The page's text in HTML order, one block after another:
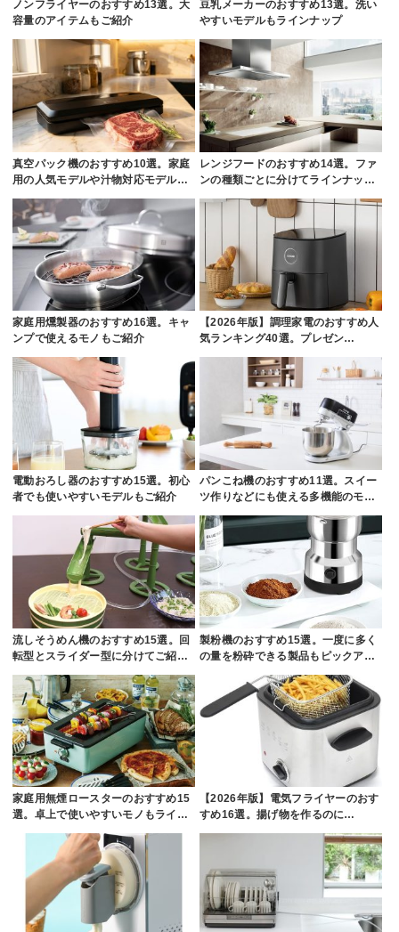
ノンフライヤーのおすすめ13選。大
容量のアイテムもご紹介
豆乳メーカーのおすすめ13選。洗い
やすいモデルもラインナップ
真空パック機のおすすめ10選。家庭
用の人気モデルや汁物対応モデル…
レンジフードのおすすめ14選。ファ
ンの種類ごとに分けてラインナッ…
家庭用燻製器のおすすめ16選。キャ
ンプで使えるモノもご紹介
【2026年版】調理家電のおすすめ人
気ランキング40選。プレゼン…
電動おろし器のおすすめ15選。初心
者でも使いやすいモデルもご紹介
パンこね機のおすすめ11選。スイー
ツ作りなどにも使える多機能のモ…
流しそうめん機のおすすめ15選。回
転型とスライダー型に分けてご紹…
製粉機のおすすめ15選。一度に多く
の量を粉砕できる製品もピックア…
家庭用無煙ロースターのおすすめ15
選。卓上で使いやすいモノもライ…
【2026年版】電気フライヤーのおす
すめ16選。揚げ物を作るのに…